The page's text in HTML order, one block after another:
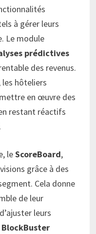
à gérer leurs
Le module
prédictives
des revenus.
hôteliers
en œuvre des
restant réactifs
leScoreBoard,
grâce à des
Cela donne
de leur
leurs
BlockBuster